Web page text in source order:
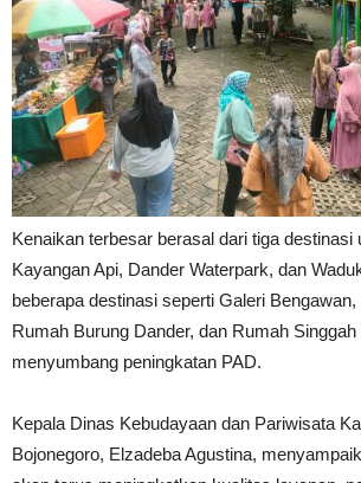
Kenaikan terbesar berasal dari tiga destinasi
Kayangan Api, Dander Waterpark, dan
beberapa destinasi seperti Galeri
Rumah Burung Dander, dan Rumah
menyumbang peningkatan PAD.
Kepala Dinas Kebudayaan dan Pariwisata
Bojonegoro, Elzadeba Agustina,